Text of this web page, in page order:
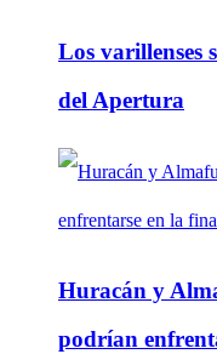
Los varillenses
del Apertura
Huracán y
podrían